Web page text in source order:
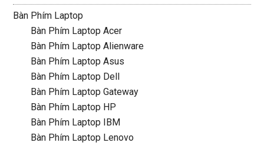
Bàn Phím Laptop
Bàn Phím Laptop Acer
Bàn Phím Laptop Alienware
Bàn Phím Laptop Asus
Bàn Phím Laptop Dell
Bàn Phím Laptop Gateway
Bàn Phím Laptop HP
Bàn Phím Laptop IBM
Bàn Phím Laptop Lenovo